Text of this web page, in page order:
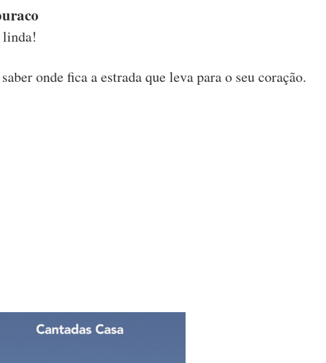
linda!
onde fica a estrada que leva para o seu coração.